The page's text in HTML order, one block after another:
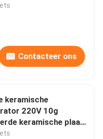
Contacteer ons
keramische
220V 10g
keramische plaat
en waterreiniger